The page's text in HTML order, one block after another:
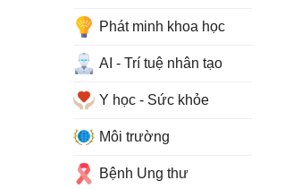
Phát minh khoa học
AI - Trí tuệ nhân tạo
Y học - Sức khỏe
Môi trường
Bệnh Ung thư